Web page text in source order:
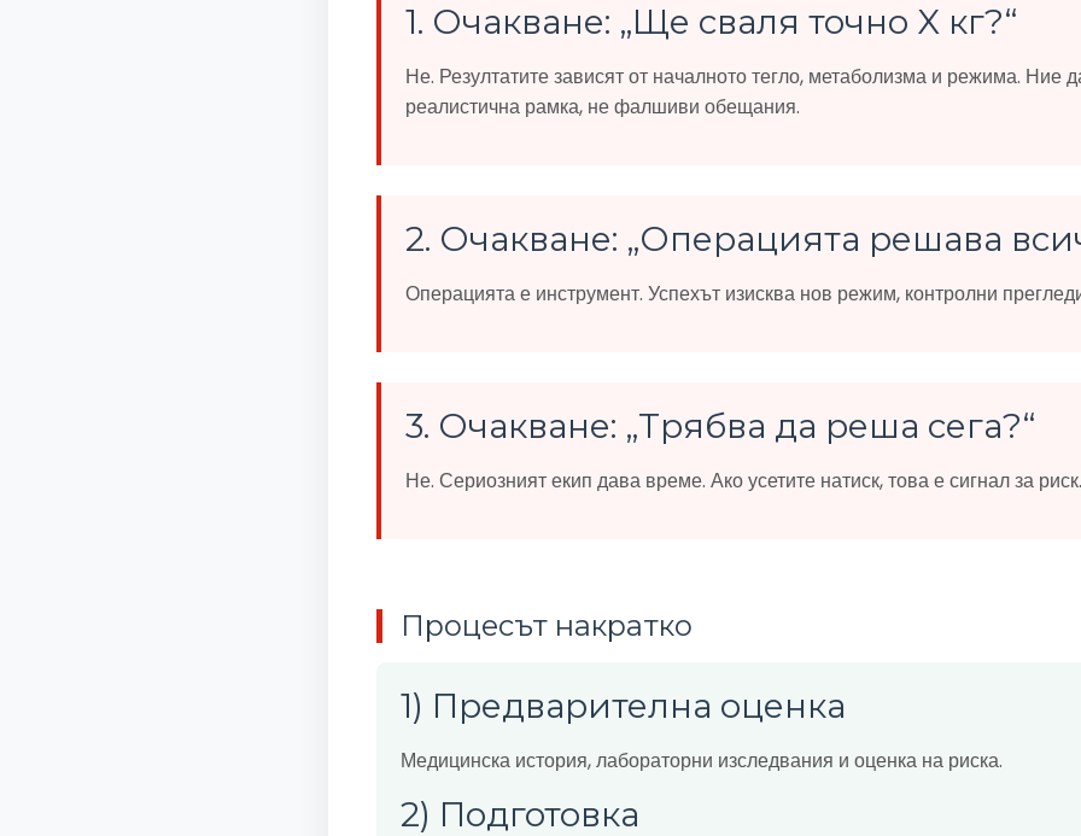
1. Очакване: „Ще сваля точно X кг?“
Не. Резултатите зависят от началното тегло, метаболизма и режима. Ние
реалистична рамка, не фалшиви обещания.
2. Очакване: „Операцията решава
Операцията е инструмент. Успехът изисква нов режим, контролни
3. Очакване: „Трябва да реша сега?“
Не. Сериозният екип дава време. Ако усетите натиск, това е сигнал за риск.
Процесът накратко
1) Предварителна оценка
Медицинска история, лабораторни изследвания и оценка на риска.
2) Подготовка